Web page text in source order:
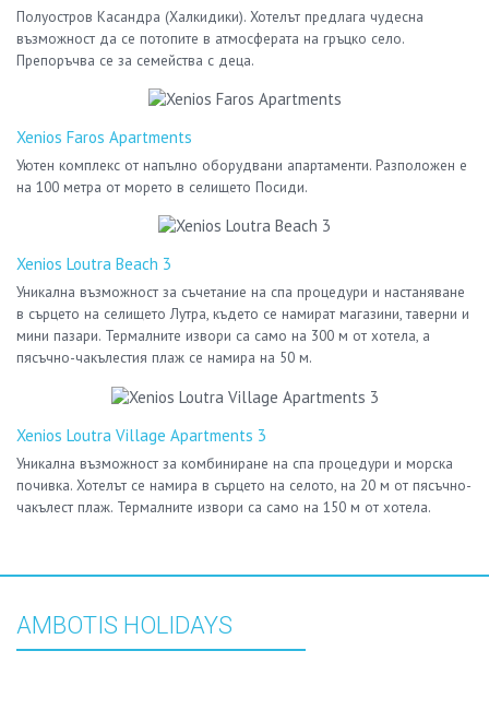
Полуостров Касандра (Халкидики). Хотелът предлага чудесна
възможност да се потопите в атмосферата на гръцко село.
Препоръчва се за семейства с деца.
Xenios Faros Apartments
Уютен комплекс от напълно оборудвани апартаменти. Разположен е
на 100 метра от морето в селището Посиди.
Xenios Loutra Beach 3
Уникална възможност за съчетание на спа процедури и настаняване
в сърцето на селището Лутра, където се намират магазини, таверни и
мини пазари. Термалните извори са само на 300 м от хотела, а
пясъчно-чакълестия плаж се намира на 50 м.
Xenios Loutra Village Apartments 3
Уникална възможност за комбиниране на спа процедури и морска
почивка. Хотелът се намира в сърцето на селото, на 20 м от пясъчно-
чакълест плаж. Термалните извори са само на 150 м от хотела.
AMBOTIS HOLIDAYS